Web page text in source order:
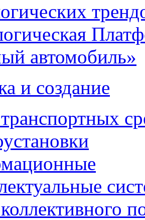
автомобиль»
и создание